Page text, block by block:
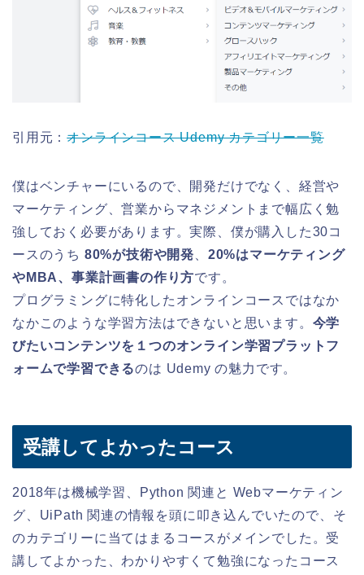
引用元：オンラインコース Udemy カテゴリー一覧
僕はベンチャーにいるので、開発だけでなく、経営や
マーケティング、営業からマネジメントまで幅広く勉
強しておく必要があります。実際、僕が購入した30コ
ースのうち 80%が技術や開発
20%はマーケティング
やMBA、事業計画書の作り方です。
プログラミングに特化したオンラインコースではなか
なかこのような学習方法はできないと思います。 今学
びたいコンテンツを１つのオンライン学習プラットフ
ォームで学習できるのは Udemy の魅力です。
受講してよかったコース
2018年は機械学習、Python 関連と Webマーケティン
グ、UiPath 関連の情報を頭に叩き込んでいたので、そ
のカテゴリーに当てはまるコースがメインでした。受
講してよかった、わかりやすくて勉強になったコース